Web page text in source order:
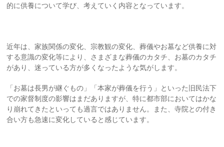
的に供養について学び、考えていく内容となっています。
近年は、家族関係の変化、宗教観の変化、葬儀やお墓など供養に対
する意識の変化等により、さまざまな葬儀のカタチ、お墓のカタチ
があり、迷っている方が多くなったような気がします。
「お墓は長男が継ぐもの」「本家が葬儀を行う」といった旧民法下
での家督制度の影響はまだありますが、特に都市部においてはかな
り崩れてきたといっても過言ではありません。また、寺院との付き
合い方も急速に変化していると感じています。